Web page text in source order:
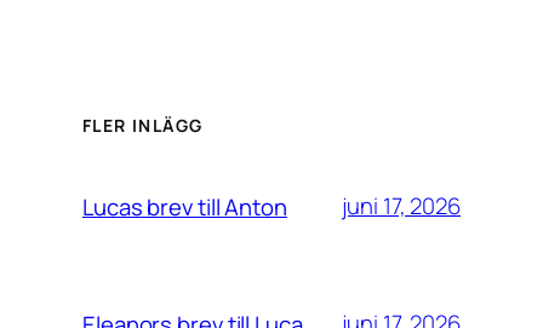
FLER INLÄGG
Lucas brev till Anton juni 17, 2026